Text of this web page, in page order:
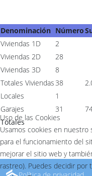
Denominación Número
Viviendas 1D
2
Viviendas 2D
28
Viviendas 3D
8
Totales Viviendas38
Locales 1
Garajes 31
Totales
Uso de las Cookies
Usamos cookies en nuestro
para el funcionamiento del
mejorar el sitio web y
rastreo). Puedes decidir